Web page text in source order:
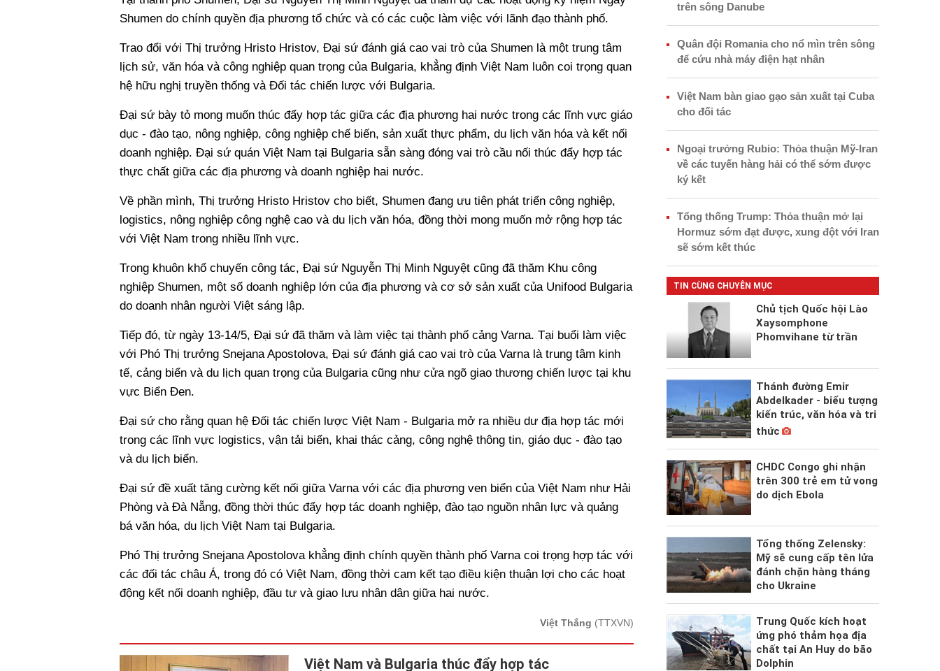
Shumen do chính quyền địa phương tổ chức và có các cuộc làm việc với lãnh đạo thành phố.
Trao đổi với Thị trưởng Hristo Hristov, Đại sứ đánh giá cao vai trò của Shumen là một trung tâm
lịch sử, văn hóa và công nghiệp quan trọng của Bulgaria, khẳng định Việt Nam luôn coi trọng quan
hệ hữu nghị truyền thống và Đối tác chiến lược với Bulgaria.
Đại sứ bày tỏ mong muốn thúc đẩy hợp tác giữa các địa phương hai nước trong các lĩnh vực giáo
dục - đào tạo, nông nghiệp, công nghiệp chế biến, sản xuất thực phẩm, du lịch văn hóa và kết nối
doanh nghiệp. Đại sứ quán Việt Nam tại Bulgaria sẵn sàng đóng vai trò cầu nối thúc đẩy hợp tác
thực chất giữa các địa phương và doanh nghiệp hai nước.
Về phần mình, Thị trưởng Hristo Hristov cho biết, Shumen đang ưu tiên phát triển công nghiệp,
logistics, nông nghiệp công nghệ cao và du lịch văn hóa, đồng thời mong muốn mở rộng hợp tác
với Việt Nam trong nhiều lĩnh vực.
Trong khuôn khổ chuyến công tác, Đại sứ Nguyễn Thị Minh Nguyệt cũng đã thăm Khu công
nghiệp Shumen, một số doanh nghiệp lớn của địa phương và cơ sở sản xuất của Unifood Bulgaria
do doanh nhân người Việt sáng lập.
Tiếp đó, từ ngày 13-14/5, Đại sứ đã thăm và làm việc tại thành phố cảng Varna. Tại buổi làm việc
với Phó Thị trưởng Snejana Apostolova, Đại sứ đánh giá cao vai trò của Varna là trung tâm kinh
tế, cảng biển và du lịch quan trọng của Bulgaria cũng như cửa ngõ giao thương chiến lược tại khu
vực Biển Đen.
Đại sứ cho rằng quan hệ Đối tác chiến lược Việt Nam - Bulgaria mở ra nhiều dư địa hợp tác mới
trong các lĩnh vực logistics, vận tải biển, khai thác cảng, công nghệ thông tin, giáo dục - đào tạo
và du lịch biển.
Đại sứ đề xuất tăng cường kết nối giữa Varna với các địa phương ven biển của Việt Nam như Hải
Phòng và Đà Nẵng, đồng thời thúc đẩy hợp tác doanh nghiệp, đào tạo nguồn nhân lực và quảng
bá văn hóa, du lịch Việt Nam tại Bulgaria.
Phó Thị trưởng Snejana Apostolova khẳng định chính quyền thành phố Varna coi trọng hợp tác với
các đối tác châu Á, trong đó có Việt Nam, đồng thời cam kết tạo điều kiện thuận lợi cho các hoạt
động kết nối doanh nghiệp, đầu tư và giao lưu nhân dân giữa hai nước.
Việt Thắng (TTXVN)
Việt Nam và Bulgaria thúc đẩy hợp tác
trên sông Danube
Quân đội Romania cho nổ mìn trên sông
để cứu nhà máy điện hạt nhân
Việt Nam bàn giao gạo sản xuất tại Cuba
cho đối tác
Ngoại trưởng Rubio: Thỏa thuận Mỹ-Iran
về các tuyến hàng hải có thể sớm được
ký kết
Tổng thống Trump: Thỏa thuận mở lại
Hormuz sớm đạt được, xung đột với Iran
sẽ sớm kết thúc
TIN CÙNG CHUYÊN MỤC
Chủ tịch Quốc hội Lào
Xaysomphone
Phomvihane từ trần
Thánh đường Emir
Abdelkader - biểu tượng
kiến trúc, văn hóa và tri
thức
CHDC Congo ghi nhận
trên 300 trẻ em tử vong
do dịch Ebola
Tổng thống Zelensky:
Mỹ sẽ cung cấp tên lửa
đánh chặn hàng tháng
cho Ukraine
Trung Quốc kích hoạt
ứng phó thảm họa địa
chất tại An Huy do bão
Dolphin